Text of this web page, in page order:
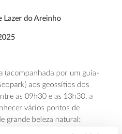
Lazer do Areinho
(acompanhada por um guia-
aos geossítios dos
as 09h30 e as 13h30, a
vários pontos de
grande beleza natural: